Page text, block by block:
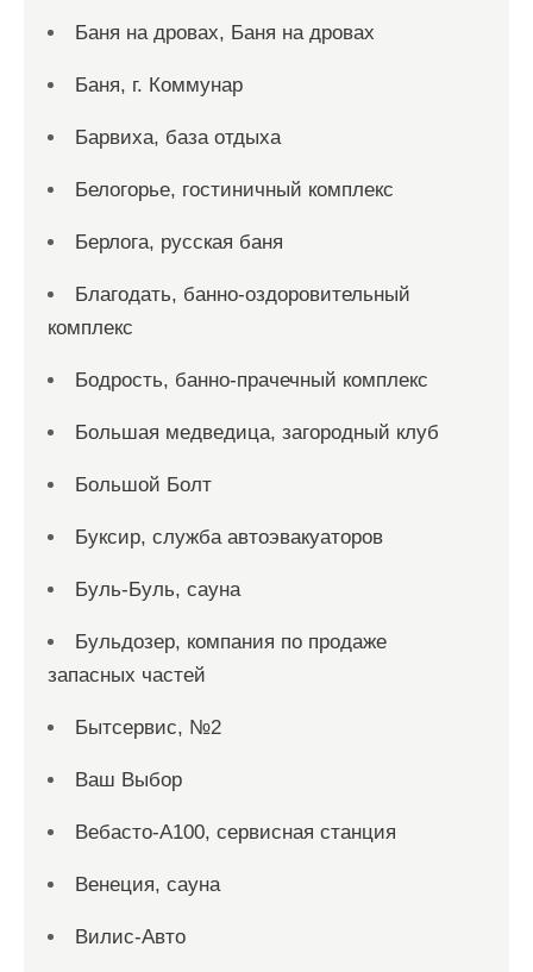
Баня на дровах, Баня на дровах
Баня, г. Коммунар
Барвиха, база отдыха
Белогорье, гостиничный комплекс
Берлога, русская баня
Благодать, банно-оздоровительный
комплекс
Бодрость, банно-прачечный комплекс
Большая медведица, загородный клуб
Большой Болт
Буксир, служба автоэвакуаторов
Буль-Буль, сауна
Бульдозер, компания по продаже
запасных частей
Бытсервис, №2
Ваш Выбор
Вебасто-А100, сервисная станция
Венеция, сауна
Вилис-Авто